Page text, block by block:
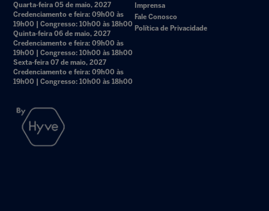
Quarta-feira 05 de maio, 2027
Credenciamento e feira: 09h00 às
19h00 | Congresso: 10h00 às 18h00
Quinta-feira 06 de maio, 2027
Credenciamento e feira: 09h00 às
19h00 | Congresso: 10h00 às 18h00
Sexta-feira 07 de maio, 2027
Credenciamento e feira: 09h00 às
19h00 | Congresso: 10h00 às 18h00
Imprensa
Fale Conosco
Política de Privacidade